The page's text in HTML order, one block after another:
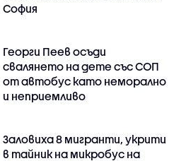
София
Георги Пеев осъди
свалянето на дете със СОП
от автобус като неморално
и неприемливо
Заловиха 8 мигранти, укрити
в тайник на микробус на